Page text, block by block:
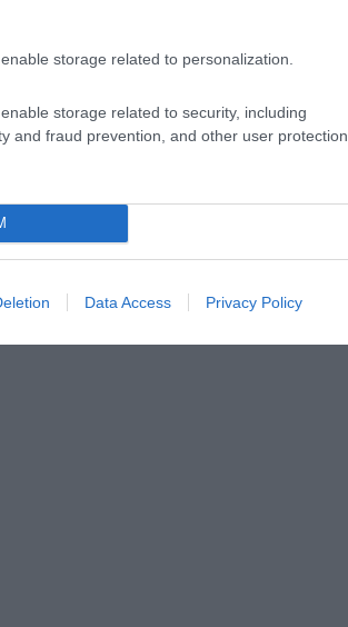
storage related to personalization.
storage related to security, including
and fraud prevention, and other user protection.
Data Access Privacy Policy
μαστροχαλαστή έχει ζηλέψει ο
Παιδείας Κώστας Γαβρόγλου. Του